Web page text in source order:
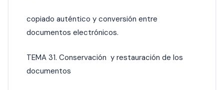
copiado auténtico y conversión entre
documentos electrónicos.
TEMA 31. Conservación y restauración de los
documentos